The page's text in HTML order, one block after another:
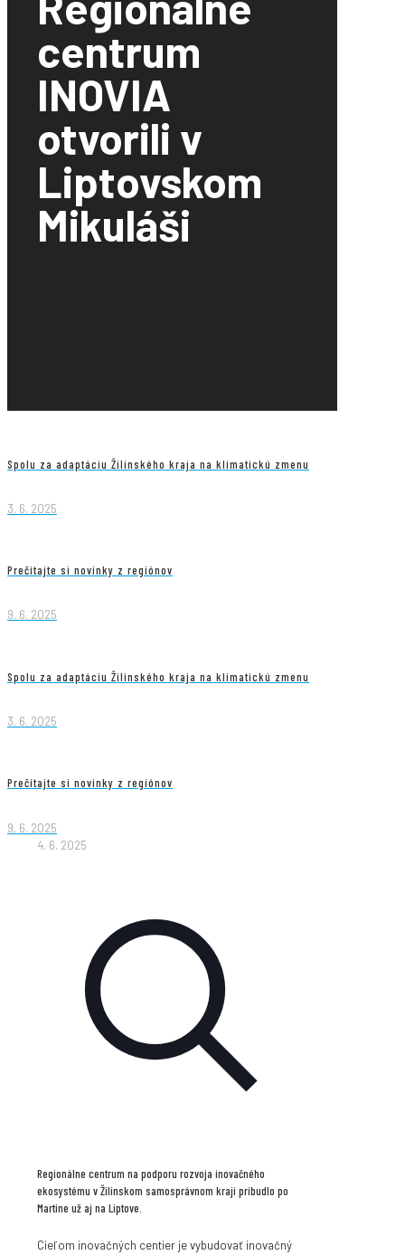
centrum
INOVIA
otvorili v
Liptovskom
Mikuláši
Spolu za adaptáciu Žilinského kraja na klimatickú zmenu
3. 6. 2025
Prečítajte si novinky z regiónov
9. 6. 2025
Spolu za adaptáciu Žilinského kraja na klimatickú zmenu
3. 6. 2025
Prečítajte si novinky z regiónov
9. 6. 2025
4. 6. 2025
Regionálne centrum na podporu rozvoja inovačného
ekosystému v Žilinskom samosprávnom kraji pribudlo po
Martine už aj na Liptove.
Cieľom inovačných centier je vybudovať inovačný